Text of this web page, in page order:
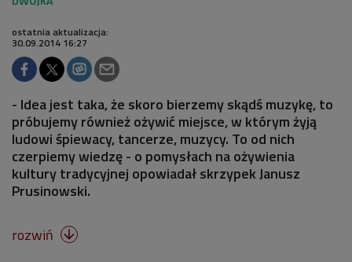
ostatnia aktualizacja:
30.09.2014 16:27
- Idea jest taka, że skoro bierzemy skądś muzykę, to
próbujemy również ożywić miejsce, w którym żyją
ludowi śpiewacy, tancerze, muzycy. To od nich
czerpiemy wiedzę - o pomysłach na ożywienia
kultury tradycyjnej opowiadał skrzypek Janusz
Prusinowski.
rozwiń 